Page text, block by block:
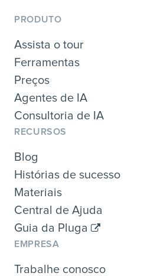
PRODUTO
Assista o tour
Ferramentas
Preços
Agentes de IA
Consultoria de IA
RECURSOS
Blog
Histórias de sucesso
Materiais
Central de Ajuda
Guia da Pluga
EMPRESA
Trabalhe conosco